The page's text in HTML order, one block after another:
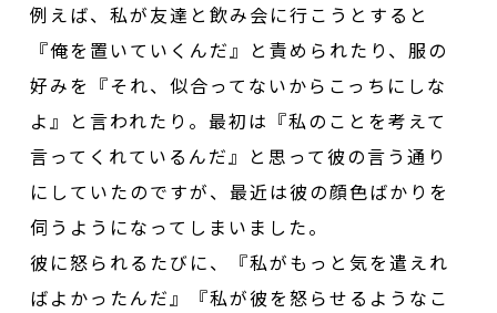
例えば、私が友達と飲み会に行こうとすると
『俺を置いていくんだ』と責められたり、服の
好みを『それ、似合ってないからこっちにしな
よ』と言われたり。最初は『私のことを考えて
言ってくれているんだ』と思って彼の言う通り
にしていたのですが、最近は彼の顔色ばかりを
伺うようになってしまいました。
彼に怒られるたびに、『私がもっと気を遣えれ
ばよかったんだ』『私が彼を怒らせるようなこ